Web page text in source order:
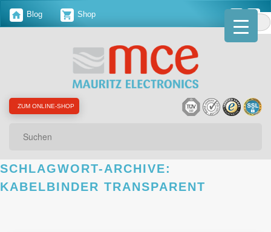
Blog Shop
ZUM ONLINE-SHOP
SCHLAGWORT-ARCHIVE:
KABELBINDER TRANSPARENT